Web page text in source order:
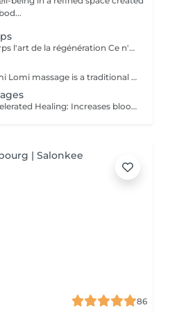
Massage 2 en 1 : visage et corps l'art de la régénération Ce n'est pas simplement un massage. C'est une profonde réinitialisation de tout l'organisme en une seule séance. Pendant que le corps se libère des tensions et de la fatigue, le visage retrouve fraîcheur, tonicité et éclat naturel. Les processus de régénération s'activent, le drainage lymphatique s'améliore, la légèreté revient dans le corps et la clarté dans l'esprit. Un visage raffermi et soigneusement sublimé Un corps détendu, vivant et harmonieux Une sensation de calme qui se ressent de l'intérieur Le choix idéal pour celles et ceux qui souhaitent mieux paraître, ressentir davantage et optimiser leur temps. Une seule séance des résultats visibles et un plaisir profond. Offrez-vous le luxe de prendre soin de vous.
Lomi Lomi Massage The Lomi Lomi massage is a traditional Hawaiian technique known for its long, flowing, wave-like movements that soothe the body and calm the mind. Using her forearms and rhythmic, continuous motions, Ksenija creates a deep sense of relaxation, helping to release tension, melt stress, and restore emotional balance. It's a gentle, holistic, and extremely comforting experience like being carried by warm ocean waves. Perfect for anyone seeking profound relaxation and inner harmony.
Key Features & Benefits Accelerated Healing: Increases blood flow to muscles and tendons, delivering essential nutrients and oxygen to repair tissue. Reduced Soreness & Stiffness: Eases Delayed Onset Muscle Soreness (DOMS) and increases range of motion by loosening tight muscles. Waste Removal: Aids in flushing out lactic acid and metabolic waste products from muscles. Injury Prevention: Identifies and releases muscle adhesions (knots) that cause imbalances, reducing the risk of further injury. Targeted Approach: Focuses on specific muscle groups or areas of pain, such as the back, shoulders, or hips.
86